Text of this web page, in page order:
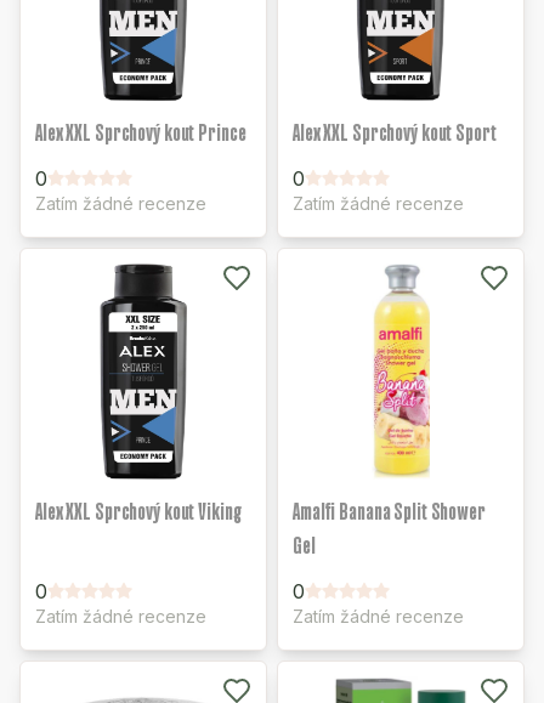
Alex XXL Sprchový kout Prince
0
Zatím žádné recenze
Alex XXL Sprchový kout Sport
0
Zatím žádné recenze
Alex XXL Sprchový kout Viking
0
Zatím žádné recenze
Amalfi Banana Split Shower
Gel
0
Zatím žádné recenze